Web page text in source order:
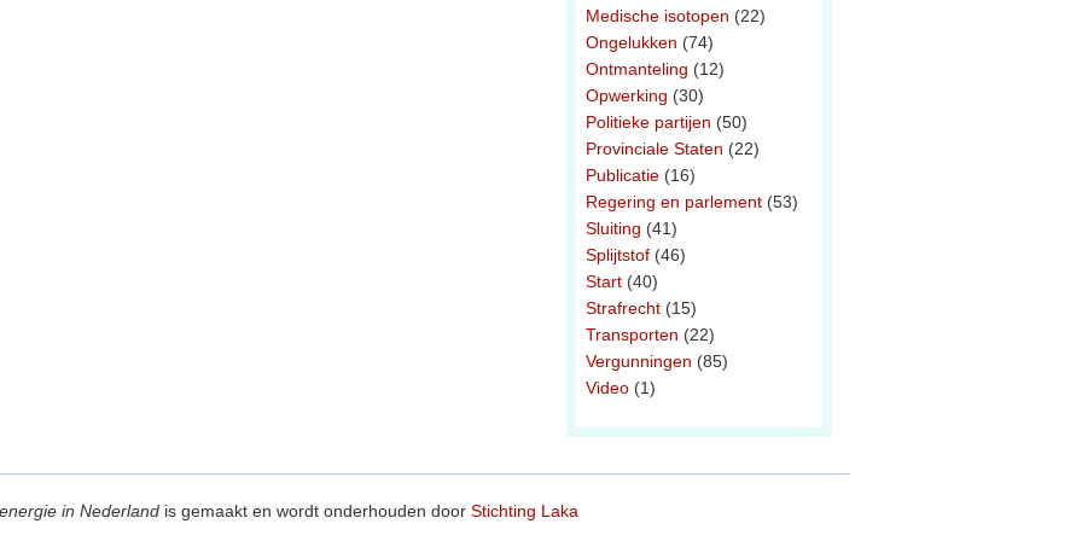
Medische isotopen (22)
Ongelukken (74)
Ontmanteling (12)
Opwerking (30)
Politieke partijen (50)
Provinciale Staten (22)
Publicatie (16)
Regering en parlement (53)
Sluiting (41)
Splijtstof (46)
Start (40)
Strafrecht (15)
Transporten (22)
Vergunningen (85)
Video (1)
in Nederland is gemaakt en wordt onderhouden door Stichting Laka